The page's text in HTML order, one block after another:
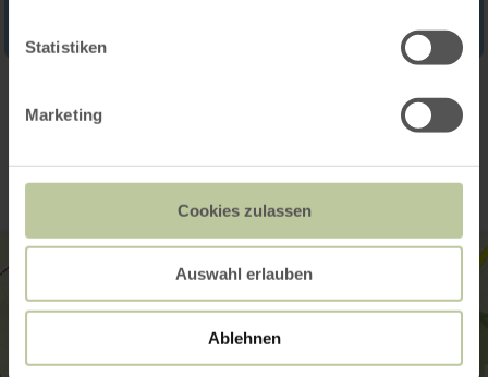
Statistiken
Marketing
Cookies zulassen
Auswahl erlauben
Ablehnen
Kontakt